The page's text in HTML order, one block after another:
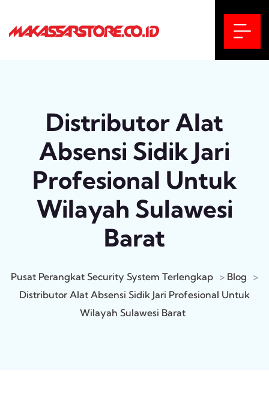
Distributor Alat
Absensi Sidik Jari
Profesional Untuk
Wilayah Sulawesi
Barat
Pusat Perangkat Security System Terlengkap > Blog >
Distributor Alat Absensi Sidik Jari Profesional Untuk
Wilayah Sulawesi Barat